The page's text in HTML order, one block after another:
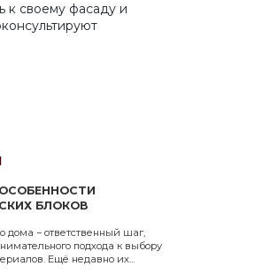
к своему фасаду и
БЛОКОВ
дома − ответственный шаг,
подхода к выбору
Ещё недавно их...